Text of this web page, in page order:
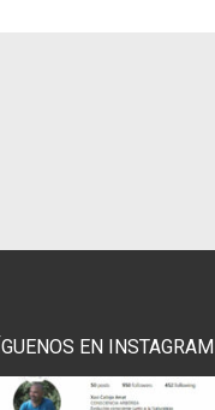
EN INSTAGRAM